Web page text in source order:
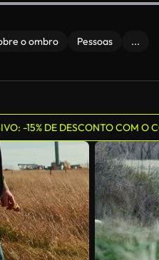
o ombro Pessoas ...
-15% DE DESCONTO COM O